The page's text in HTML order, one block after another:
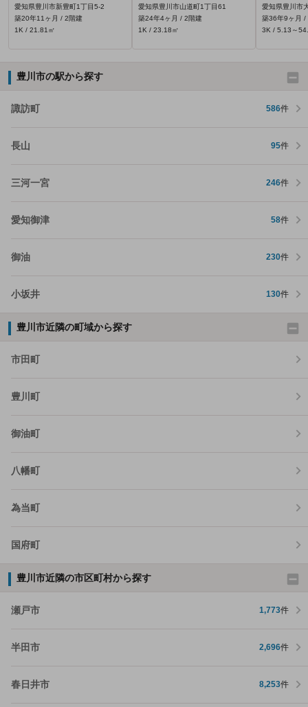
愛知県豊川市新豊町1丁目5‐2
築20年11ヶ月 / 2階建
1K / 21.81㎡
愛知県豊川市山道町1丁目61
築24年4ヶ月 / 2階建
1K / 23.18㎡
愛知県豊川市
築36年9ヶ月 /
3K / 5.13～
豊川市の駅から探す
諏訪町 586件
長山 95件
三河一宮 246件
愛知御津 58件
御油 230件
小坂井 130件
豊川市近隣の町域から探す
市田町
豊川町
御油町
八幡町
為当町
国府町
豊川市近隣の市区町村から探す
瀬戸市 1,773件
半田市 2,696件
春日井市 8,253件